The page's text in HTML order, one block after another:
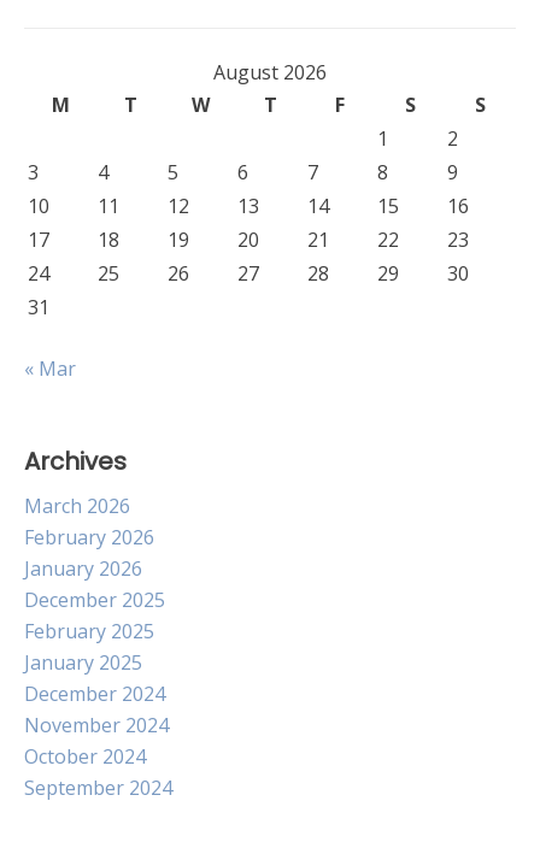
August 2026
M
T W T F S
S
1
2
3
4 5 6 7 8
9
10
11 12 13 14 15
16
17
18 19 20 21 22
23
24
25 26 27 28 29
30
31
« Mar
Archives
March 2026
February 2026
January 2026
December 2025
February 2025
January 2025
December 2024
November 2024
October 2024
September 2024